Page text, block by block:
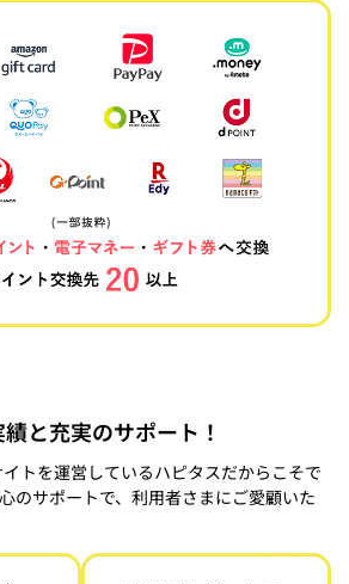
と充実のサポート！
トを運営しているハピタスだからこそで
のサポートで、利用者さまにご愛顧いた